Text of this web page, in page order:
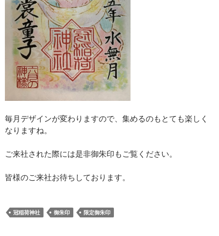
毎月デザインが変わりますので、集めるのもとても楽しく
なりますね。
ご来社された際には是非御朱印もご覧ください。
皆様のご来社お待ちしております。
冠稲荷神社 御朱印 限定御朱印